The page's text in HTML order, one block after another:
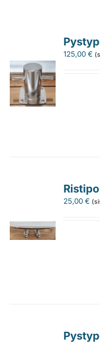
Asiakaskokemuksia
125,00€
25,00€